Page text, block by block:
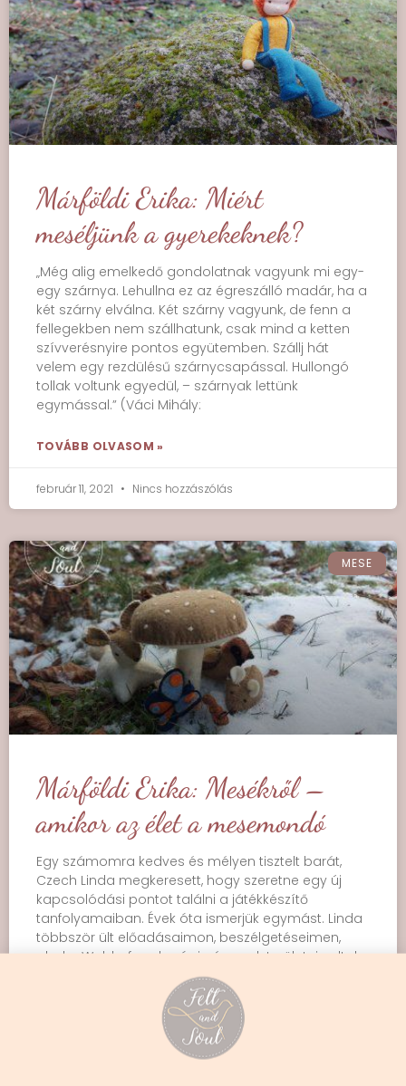
Márföldi Erika: Miért
meséljünk a gyerekeknek?
„Még alig emelkedő gondolatnak vagyunk mi egy-
egy szárnya. Lehullna ez az égreszálló madár, ha a
két szárny elválna. Két szárny vagyunk, de fenn a
fellegekben nem szállhatunk, csak mind a ketten
szívverésnyire pontos együtemben. Szállj hát
velem egy rezdülésű szárnycsapással. Hullongó
tollak voltunk egyedül, – szárnyak lettünk
egymással.” (Váci Mihály:
TOVÁBB OLVASOM »
február 11, 2021 Nincs hozzászólás
MESE
Márföldi Erika: Mesékről –
amikor az élet a mesemondó
Egy számomra kedves és mélyen tisztelt barát,
Czech Linda megkeresett, hogy szeretne egy új
kapcsolódási pontot találni a játékkészítő
tanfolyamaiban. Évek óta ismerjük egymást. Linda
többször ült előadásaimon, beszélgetéseimen,
ahol a Waldorf pedagógia és azok területei voltak
érintve. Egy olvasókör volt leginkább kettőnk
találkozó helye. A meséken keresztül a mindennapi